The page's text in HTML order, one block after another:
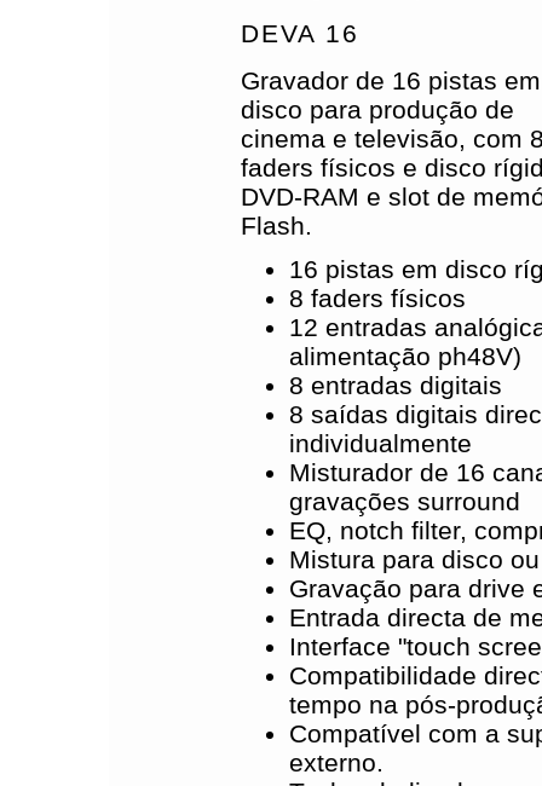
DEVA 16
Gravador de 16 pistas em
disco para produção de
cinema e televisão, com
faders físicos e disco
DVD-RAM e slot de
Flash.
16 pistas em disco
8 faders físicos
12 entradas
alimentação ph48V)
8 entradas digitais
8 saídas digitais
individualmente
Misturador de 16
gravações surround
EQ, notch filter,
Mistura para disco
Gravação para drive
Entrada directa de
Interface "touch
Compatibilidade
tempo na pós-
Compatível com a
externo.